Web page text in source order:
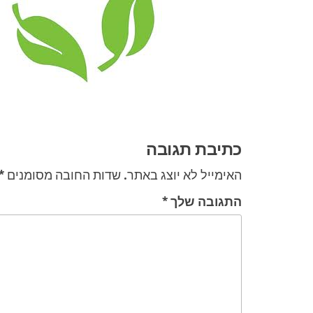
כתיבת תגובה
האימייל לא יוצג באתר. שדות החובה מסומנים
התגובה שלך*